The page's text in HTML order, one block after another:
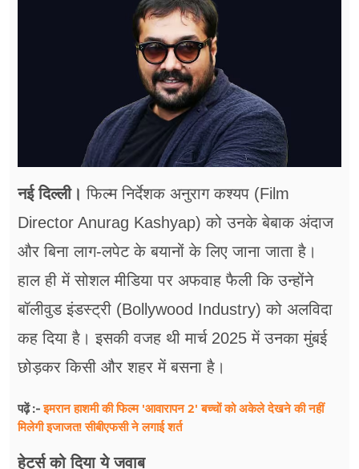
नई दिल्ली। फिल्म निर्देशक अनुराग कश्यप (Film
Director Anurag Kashyap) को उनके बेबाक अंदाज
और बिना लाग-लपेट के बयानों के लिए जाना जाता है।
हाल ही में सोशल मीडिया पर अफवाह फैली कि उन्होंने
बॉलीवुड इंडस्ट्री (Bollywood Industry) को अलविदा
कह दिया है। इसकी वजह थी मार्च 2025 में उनका मुंबई
छोड़कर किसी और शहर में बसना है।
पढ़ें :-इमरान हाशमी की फिल्म 'आवारापन 2' बच्चों को अकेले देखने की नहीं
मिलेगी इजाजत! सीबीएफसी ने लगाई शर्त
हेटर्स को दिया ये जवाब